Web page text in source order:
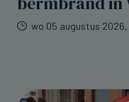
wo 05 augustus 2026,